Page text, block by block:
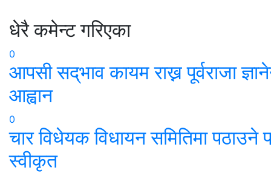
धेरै कमेन्ट गरिएका
0
आपसी सद्‌भाव कायम राख्न पूर्वराजा
आह्वान
0
चार विधेयक विधायन समितिमा पठाउने
स्वीकृत